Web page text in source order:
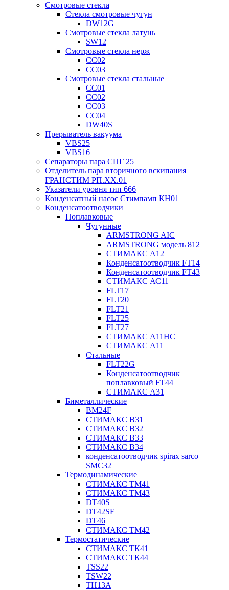
Смотровые стекла
Стекла смотровые чугун
DW12G
Смотровые стекла латунь
SW12
Смотровые стекла нерж
СС02
СС03
Смотровые стекла стальные
СС01
СС02
СС03
СС04
DW40S
Прерыватель вакуума
VBS25
VBS16
Сепараторы пара СПГ 25
Отделитель пара вторичного вскипания
ГРАНСТИМ РП.XX.01
Указатели уровня тип 666
Конденсатный насос Стимпамп КН01
Конденсатоотводчики
Поплавковые
Чугунные
ARMSTRONG AIC
ARMSTRONG модель 812
СТИМАКС А12
Конденсатоотводчик FT14
Конденсатоотводчик FT43
СТИМАКС АС11
FLT17
FLT20
FLT21
FLT25
FLT27
СТИМАКС А11HC
СТИМАКС А11
Стальные
FLT22G
Конденсатоотводчик
поплавковый FT44
СТИМАКС А31
Биметаллические
BM24F
СТИМАКС B31
СТИМАКС В32
СТИМАКС В33
СТИМАКС B34
конденсатоотводчик spirax sarco
SMC32
Термодинамические
СТИМАКС ТМ41
СТИМАКС ТМ43
DT40S
DT42SF
DT46
СТИМАКС ТМ42
Термостатические
СТИМАКС ТК41
СТИМАКС ТК44
TSS22
TSW22
TH13A